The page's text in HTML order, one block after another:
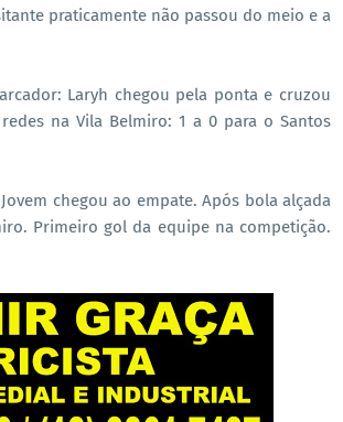
praticamente não passou do meio e a
Laryh chegou pela ponta e cruzou
na Vila Belmiro: 1 a 0 para o Santos
chegou ao empate. Após bola alçada
Primeiro gol da equipe na competição.